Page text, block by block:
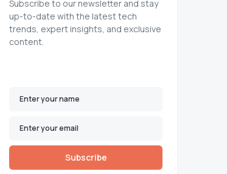
Subscribe to our newsletter and stay
up-to-date with the latest tech
trends, expert insights, and exclusive
content.
Subscribe